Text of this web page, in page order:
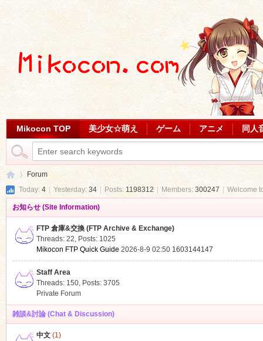
Mikocon TOP 美少女☆萌え ゲーム アニメ 同人
Forum
Today: 4 Yesterday: 34 Posts:1198312 Members: 300247 Welcome
お知らせ (Site Information)
FTP 倉庫&交換 (FTP Archive & Exchange)
Threads: 22, Posts: 1025
Mikocon FTP Quick Guide 2026-8-9 02:50 1603144147
Staff Area
Threads: 150, Posts: 3705
Private Forum
雑談&討論 (Chat & Discussion)
中文(1)